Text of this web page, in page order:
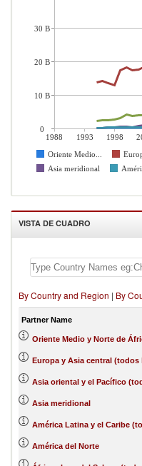
1988 1993 1998
Oriente Medio...
Asia meridional
30 B
20 B
10 B
0
VISTA DE CUADRO
By Country and Region | By
Partner Name
Oriente Medio y Norte de
Europa y Asia central (todos
Asia oriental y el Pacífico
Asia meridional
América Latina y el Caribe
América del Norte